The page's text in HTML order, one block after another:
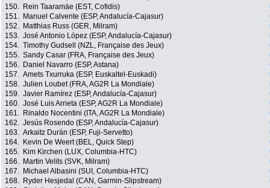
150.
Rein Taaramäe (EST, Cofidis)
151.
Manuel Calvente (ESP, Andalucía-Cajasur)
152.
Matthias Russ (GER, Milram)
153. José Antonio López (ESP, Andalucía-Cajasur)
154. Timothy Gudsell (NZL, Française des Jeux)
155. Sandy Casar (FRA, Française des Jeux)
156.
Daniel Navarro (ESP, Astana)
157. Amets Txurruka (ESP, Euskaltel-Euskadi)
158. Julien Loubet (FRA, AG2R La Mondiale)
159. Javier Ramírez (ESP, Andalucía-Cajasur)
160. José Luis Arrieta (ESP, AG2R La Mondiale)
161.
Rinaldo Nocentini (ITA, AG2R La Mondiale)
162. Jesús Rosendo (ESP, Andalucía-Cajasur)
163. Arkaitz Durán (ESP, Fuji-Servetto)
164.
Kevin De Weert (BEL, Quick Step)
165.
Kim Kirchen (LUX, Columbia-HTC)
166.
Martin Velits (SVK, Milram)
167.
Michael Albasini (SUI, Columbia-HTC)
168.
Ryder Hesjedal (CAN, Garmin-Slipstream)